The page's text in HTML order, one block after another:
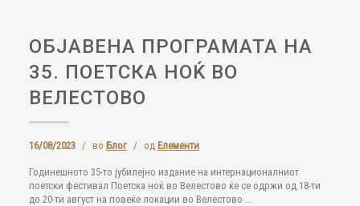
ОБЈАВЕНА ПРОГРАМАТА НА
35. ПОЕТСКА НОЌ ВО
ВЕЛЕСТОВО
16/08/2023 / во Блог / од Елементи
Годинешното 35-то јубилејно издание на интернационалниот
поетски фестивал Поетска ноќ во Велестово ќе се одржи од 18-ти
до 20-ти август на повеќе локации во Велестово ...